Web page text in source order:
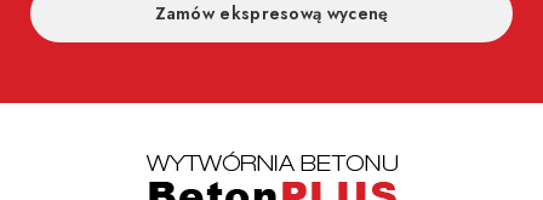
Zamów ekspresową wycenę